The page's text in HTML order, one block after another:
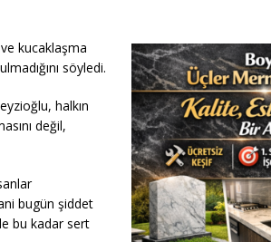
kucaklaşma
söyledi.
halkın
değil,
bugün şiddet
bu kadar sert